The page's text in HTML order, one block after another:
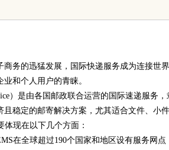
商务的迅猛发展，国际快递服务成为连接世
和个人用户的青睐。
）是由各国邮政联合运营的国际速递服务
且稳定的邮寄解决方案，尤其适合文件、小
体现在以下几个方面：
在全球超过190个国家和地区设有服务网
发体系全解析